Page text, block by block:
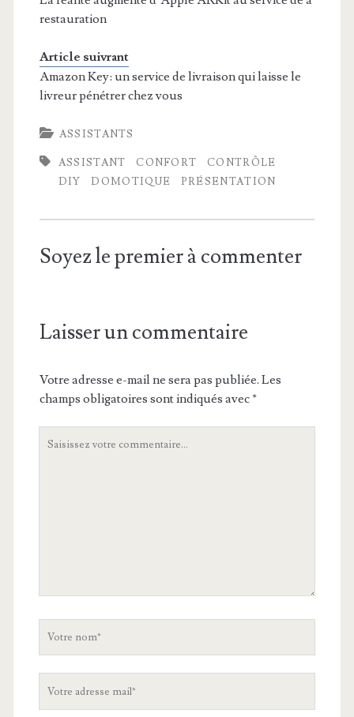
restauration
Article suivrant
Amazon Key: un service de livraison qui laisse le
livreur pénétrer chez vous
ASSISTANTS
ASSISTANT CONFORT
CONTRÔLE
DIY
DOMOTIQUE PRÉSENTATION
Soyez le premier à commenter
Laisser un commentaire
Votre adresse e-mail ne sera pas publiée. Les
champs obligatoires sont indiqués avec*